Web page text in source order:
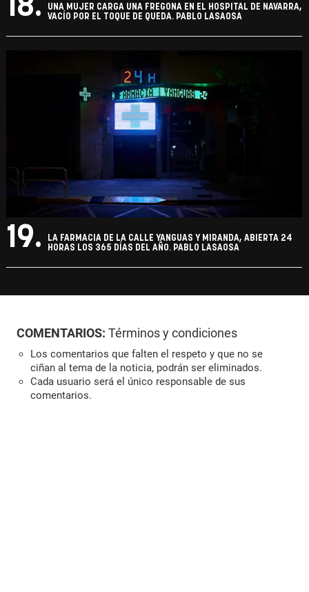
18.
UNA MUJER CARGA UNA FREGONA EN EL HOSPITAL DE NAVARRA,
VACÍO POR EL TOQUE DE QUEDA. PABLO LASAOSA
19.
LA FARMACIA DE LA CALLE YANGUAS Y MIRANDA, ABIERTA 24
HORAS LOS 365 DÍAS DEL AÑO. PABLO LASAOSA
COMENTARIOS: Términos y condiciones
Los comentarios que falten el respeto y que no se
ciñan al tema de la noticia, podrán ser eliminados.
Cada usuario será el único responsable de sus
comentarios.